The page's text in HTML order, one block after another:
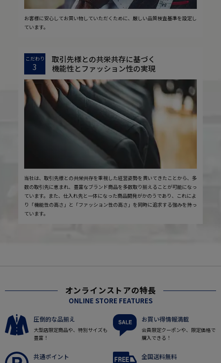
お客様に安心してお買い物していただくために、厳しい品質検査基準を設定し
ています。
こだわり
3
取引先様との共栄共存に基づく
機能性とファッション性の実現
当社は、取引先様との共栄共存を重視した経営姿勢を貫いてきたことから、多
数の取引先に恵まれ、豊富なブランド商品を多数取り揃えることが可能になっ
ています。また、仕入れ先と一体になった商品開発がかのうであり、これによ
り「機能性の高さ」と「ファッション性の高さ」を同時に追求する強みを持っ
ています。
オンラインストアの特長
ONLINE STORE FEATURES
圧倒的な品揃え
大型店限定商品や、特別サイズも
豊富！
お買い得情報満載
会員限定クーポンや、限定価格で
購入できる！
共通ポイント 全国送料無料